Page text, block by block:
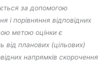
за допомогою
і порівняння відповідних
метою оцінки є
від планових (цільових)
напрямків скорочення